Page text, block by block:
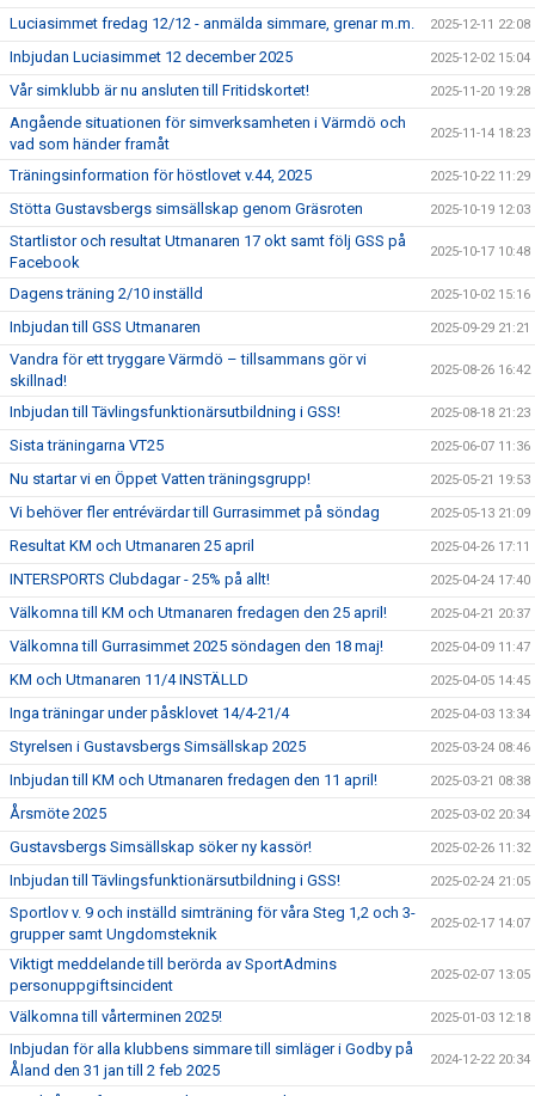
Luciasimmet fredag 12/12 - anmälda simmare, grenar m.m. 2025-12-11 22:08
Inbjudan Luciasimmet 12 december 2025 2025-12-02 15:04
Vår simklubb är nu ansluten till Fritidskortet! 2025-11-20 19:28
Angående situationen för simverksamheten i Värmdö och
vad som händer framåt
2025-11-14 18:23
Träningsinformation för höstlovet v.44, 2025 2025-10-22 11:29
Stötta Gustavsbergs simsällskap genom Gräsroten 2025-10-19 12:03
Startlistor och resultat Utmanaren 17 okt samt följ GSS på
Facebook
2025-10-17 10:48
Dagens träning 2/10 inställd 2025-10-02 15:16
Inbjudan till GSS Utmanaren 2025-09-29 21:21
Vandra för ett tryggare Värmdö – tillsammans gör vi
skillnad!
2025-08-26 16:42
Inbjudan till Tävlingsfunktionärsutbildning i GSS! 2025-08-18 21:23
Sista träningarna VT25 2025-06-07 11:36
Nu startar vi en Öppet Vatten träningsgrupp! 2025-05-21 19:53
Vi behöver fler entrévärdar till Gurrasimmet på söndag 2025-05-13 21:09
Resultat KM och Utmanaren 25 april 2025-04-26 17:11
INTERSPORTS Clubdagar - 25% på allt! 2025-04-24 17:40
Välkomna till KM och Utmanaren fredagen den 25 april! 2025-04-21 20:37
Välkomna till Gurrasimmet 2025 söndagen den 18 maj! 2025-04-09 11:47
KM och Utmanaren 11/4 INSTÄLLD 2025-04-05 14:45
Inga träningar under påsklovet 14/4-21/4 2025-04-03 13:34
Styrelsen i Gustavsbergs Simsällskap 2025 2025-03-24 08:46
Inbjudan till KM och Utmanaren fredagen den 11 april! 2025-03-21 08:38
Årsmöte 2025 2025-03-02 20:34
Gustavsbergs Simsällskap söker ny kassör! 2025-02-26 11:32
Inbjudan till Tävlingsfunktionärsutbildning i GSS! 2025-02-24 21:05
Sportlov v. 9 och inställd simträning för våra Steg 1,2 och 3-
grupper samt Ungdomsteknik
2025-02-17 14:07
Viktigt meddelande till berörda av SportAdmins
personuppgiftsincident
2025-02-07 13:05
Välkomna till vårterminen 2025! 2025-01-03 12:18
Inbjudan för alla klubbens simmare till simläger i Godby på
Åland den 31 jan till 2 feb 2025
2024-12-22 20:34